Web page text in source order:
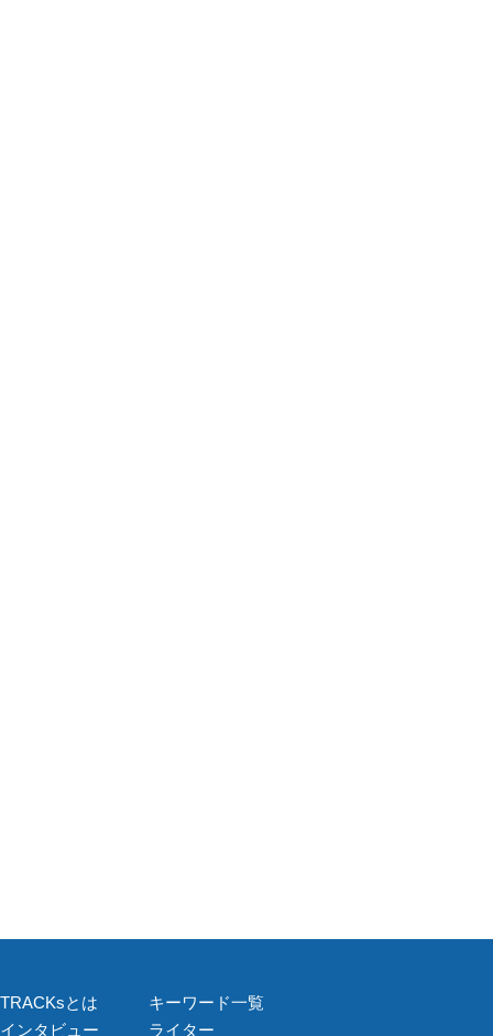
TRACKsとは
インタビュー
キーワード一覧
ライター